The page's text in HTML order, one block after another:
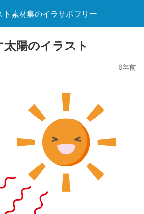
素材集のイラサポフリー
陽のイラスト
6年前